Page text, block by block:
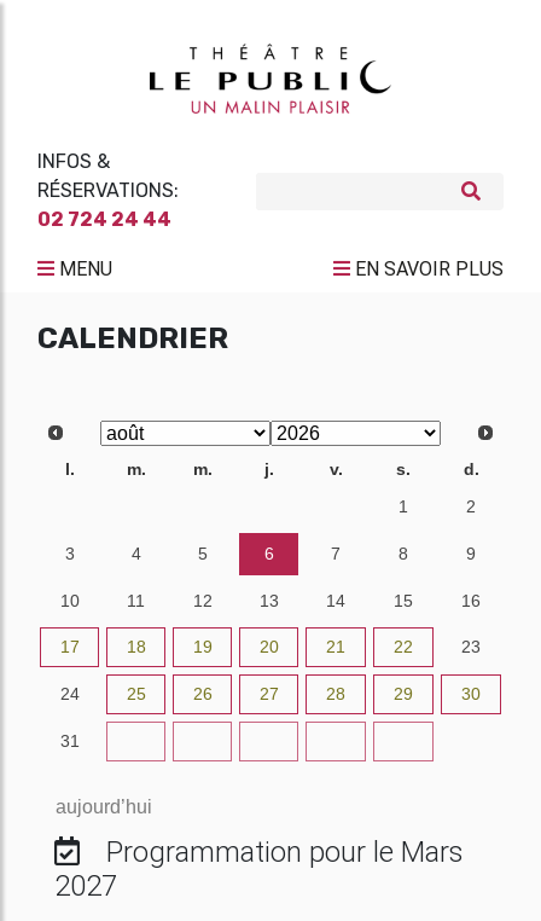
INFOS &
RÉSERVATIONS:
02 724 24 44
MENU EN SAVOIR PLUS
CALENDRIER
l. m. m. j. v. s.
d.
1 2
3 4 5 6 7 8 9
10 11 12 13 14 15 16
17 18 19 20 21 22 23
24 25 26 27 28 29 30
31
aujourd’hui
Programmation pour le Mars
2027